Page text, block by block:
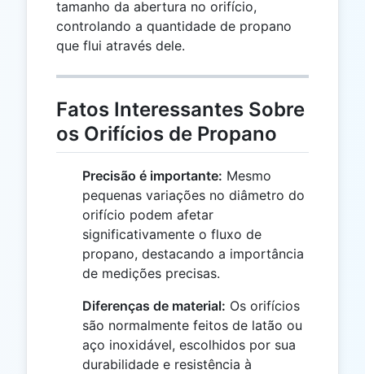
tamanho da abertura no orifício,
controlando a quantidade de propano
que flui através dele.
Fatos Interessantes Sobre
os Orifícios de Propano
Precisão é importante: Mesmo
pequenas variações no diâmetro do
orifício podem afetar
significativamente o fluxo de
propano, destacando a importância
de medições precisas.
Diferenças de material: Os orifícios
são normalmente feitos de latão ou
aço inoxidável, escolhidos por sua
durabilidade e resistência à